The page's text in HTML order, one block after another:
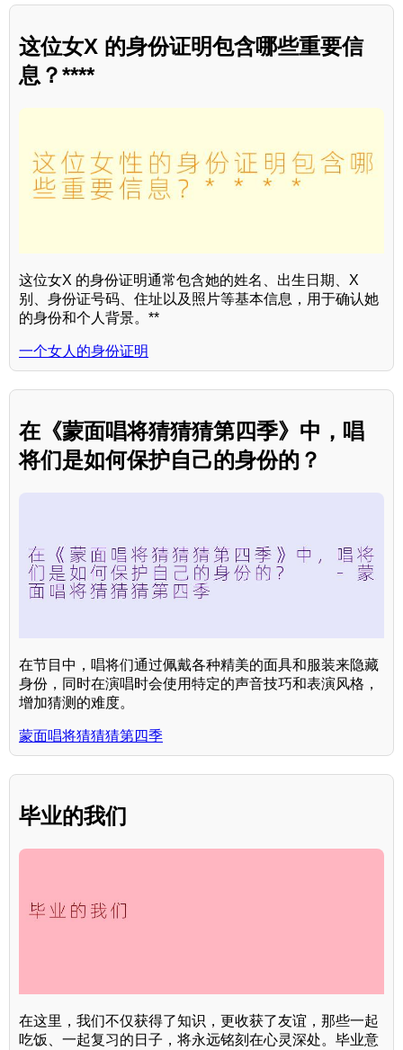
这位女X 的身份证明包含哪些重要信
息？****
这位女X 的身份证明通常包含她的姓名、出生日期、X
别、身份证号码、住址以及照片等基本信息，用于确认她
的身份和个人背景。**
一个女人的身份证明
在《蒙面唱将猜猜猜第四季》中，唱
将们是如何保护自己的身份的？
在节目中，唱将们通过佩戴各种精美的面具和服装来隐藏
身份，同时在演唱时会使用特定的声音技巧和表演风格，
增加猜测的难度。
蒙面唱将猜猜猜第四季
毕业的我们
在这里，我们不仅获得了知识，更收获了友谊，那些一起
吃饭、一起复习的日子，将永远铭刻在心灵深处。毕业意